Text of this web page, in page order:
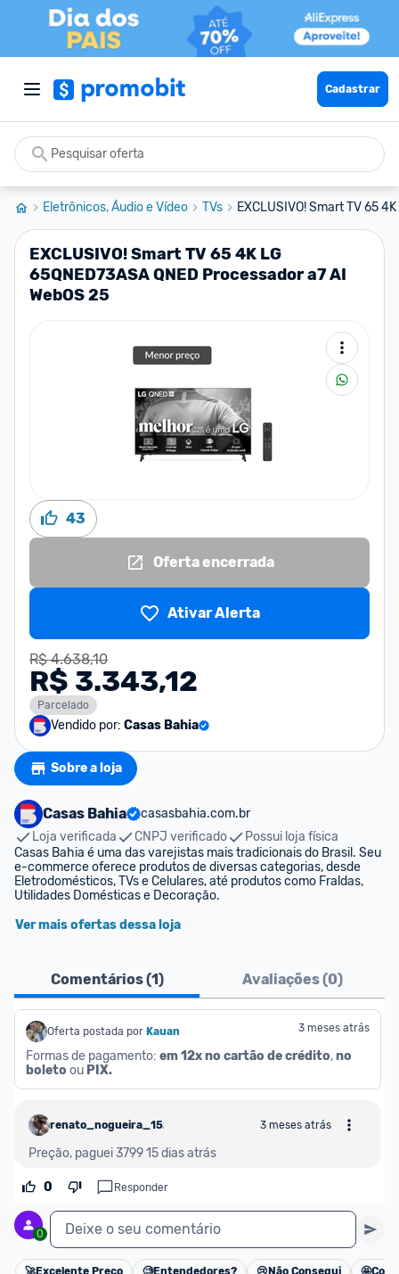
Cadastrar
Eletrônicos, Áudio e Vídeo TVs EXCLUSIVO! Smart TV 65
EXCLUSIVO! Smart TV 65 4K LG
65QNED73ASA QNED Processador a7 AI
WebOS 25
43
Oferta encerrada
Ativar Alerta
R$ 4.638,10
R$ 3.343,12
Parcelado
Vendido por: Casas Bahia
Sobre a loja
Casas Bahia
casasbahia.com.br
Loja verificada
CNPJ verificado
Possui loja física
Casas Bahia é uma das varejistas mais tradicionais do Brasil. Seu
e-commerce oferece produtos de diversas categorias, desde
Eletrodomésticos, TVs e Celulares, até produtos como Fraldas,
Utilidades Domésticas e Decoração.
Ver mais ofertas dessa loja
Comentários (1) Avaliações (0)
Oferta postada por Kauan 3 meses atrás
Formas de pagamento: em 12x no cartão de crédito, no
boleto ou PIX.
renato_nogueira_1526329 3 meses atrás
Preção, paguei 3799 15 dias atrás
0 Responder
0 Deixe o seu comentário
🚀Excelente Preço 🧐Entendedores? 😢 Não Consegui 🤩